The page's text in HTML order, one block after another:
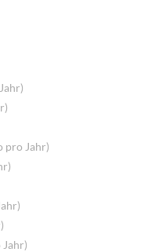
pro Jahr)
Jahr)